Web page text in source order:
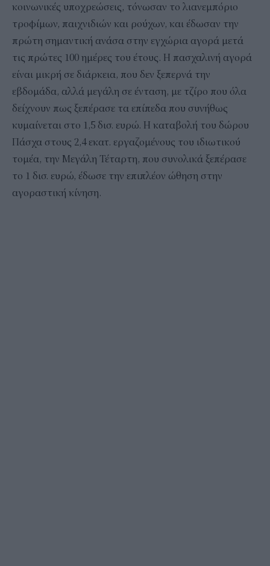
κοινωνικές υποχρεώσεις, τόνωσαν το λιανεμπόριο
τροφίμων, παιχνιδιών και ρούχων, και έδωσαν την
πρώτη σημαντική ανάσα στην εγχώρια αγορά μετά
τις πρώτες 100 ημέρες του έτους. Η πασχαλινή αγορά
είναι μικρή σε διάρκεια, που δεν ξεπερνά την
εβδομάδα, αλλά μεγάλη σε ένταση, με τζίρο που όλα
δείχνουν πως ξεπέρασε τα επίπεδα που συνήθως
κυμαίνεται στο 1,5 δισ. ευρώ. Η καταβολή του δώρου
Πάσχα στους 2,4 εκατ. εργαζομένους του ιδιωτικού
τομέα, την Μεγάλη Τέταρτη, που συνολικά ξεπέρασε
το 1 δισ. ευρώ, έδωσε την επιπλέον ώθηση στην
αγοραστική κίνηση.